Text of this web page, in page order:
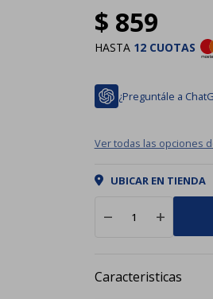
$ 859
HASTA 12 CUOTAS
¿Preguntále a
Ver todas las opciones
UBICAR EN TIENDA
remove add
Caracteristicas